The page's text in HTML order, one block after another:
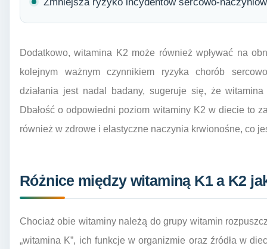
Dodatkowo, witamina K2 może również wpływać na
kolejnym ważnym czynnikiem ryzyka chorób
działania jest nadal badany, sugeruje się, że
Dbałość o odpowiedni poziom witaminy K2 w diecie to
również w zdrowe i elastyczne naczynia krwionośne, co
Różnice między witaminą K1 a K2
Chociaż obie witaminy należą do grupy witamin
„witamina K”, ich funkcje w organizmie oraz źródła w